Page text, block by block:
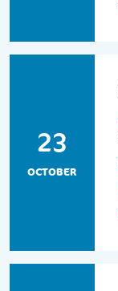
23
OCTOBER